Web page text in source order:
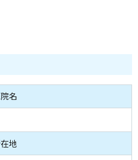
名
地